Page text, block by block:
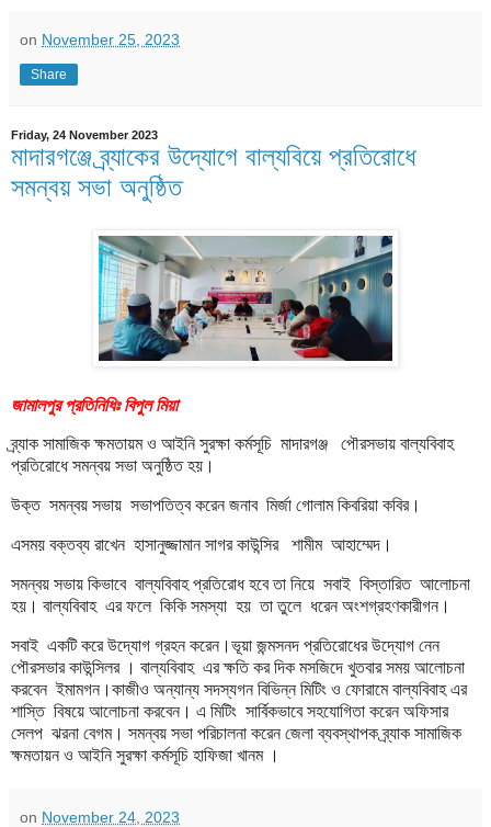
on November 25, 2023
Share
Friday, 24 November 2023
মাদারগঞ্জে ব্র্যাকের উদ্যোগে বাল্যবিয়ে প্রতিরোধে
সমন্বয় সভা অনুষ্ঠিত
জামালপুর প্রতিনিধিঃ বিপুল মিয়া
ব্র্যাক সামাজিক ক্ষমতায়ম ও আইনি সুরক্ষা কর্মসূচি মাদারগঞ্জ পৌরসভায় বাল্যবিবাহ
প্রতিরোধে সমন্বয় সভা অনুষ্ঠিত হয়।
উক্ত সমন্বয় সভায় সভাপতিত্ব করেন জনাব মির্জা গোলাম কিবরিয়া কবির।
এসময় বক্তব্য রাখেন হাসানুজ্জামান সাগর কাউন্সির শামীম আহাম্মেদ।
সমন্বয় সভায় কিভাবে বাল্যবিবাহ প্রতিরোধ হবে তা নিয়ে সবাই বিস্তারিত আলোচনা
হয়। বাল্যবিবাহ এর ফলে কিকি সমস্যা হয় তা তুলে ধরেন অংশগ্রহণকারীগন।
সবাই একটি করে উদ্যোগ গ্রহন করেন।ভূয়া জন্মসনদ প্রতিরোধের উদ্যোগ নেন
পৌরসভার কাউন্সিলর । বাল্যবিবাহ এর ক্ষতি কর দিক মসজিদে খুতবার সময় আলোচনা
করবেন ইমামগন।কাজীও অন্যান্য সদস্যগন বিভিন্ন মিটিং ও ফোরামে বাল্যবিবাহ এর
শাস্তি বিষয়ে আলোচনা করবেন। এ মিটিং সার্বিকভাবে সহযোগিতা করেন অফিসার
সেলপ ঝরনা বেগম। সমন্বয় সভা পরিচালনা করেন জেলা ব্যবস্থাপক ব্র্যাক সামাজিক
ক্ষমতায়ন ও আইনি সুরক্ষা কর্মসূচি হাফিজা খানম ।
on November 24, 2023